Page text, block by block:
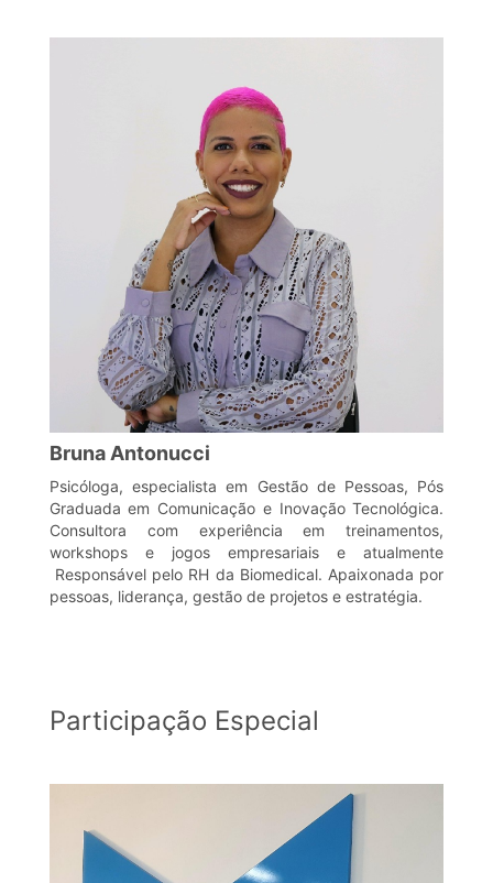
Bruna Antonucci
Psicóloga, especialista em Gestão de Pessoas, Pós
Graduada em Comunicação e Inovação Tecnológica.
Consultora com experiência em treinamentos,
workshops e jogos empresariais e atualmente
Responsável pelo RH da Biomedical. Apaixonada por
pessoas, liderança, gestão de projetos e estratégia.
Participação Especial